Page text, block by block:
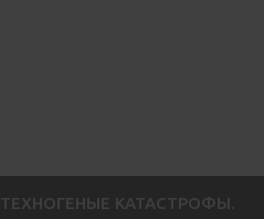
ТЕХНОГЕНЫЕ КАТАСТРОФЫ.